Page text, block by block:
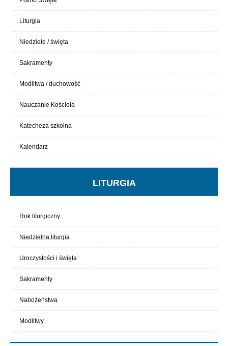
Liturgia
Niedziele / święta
Sakramenty
Modlitwa / duchowość
Nauczanie Kościoła
Katecheza szkolna
Kalendarz
LITURGIA
Rok liturgiczny
Niedzielna liturgia
Uroczystości i święta
Sakramenty
Nabożeństwa
Modlitwy